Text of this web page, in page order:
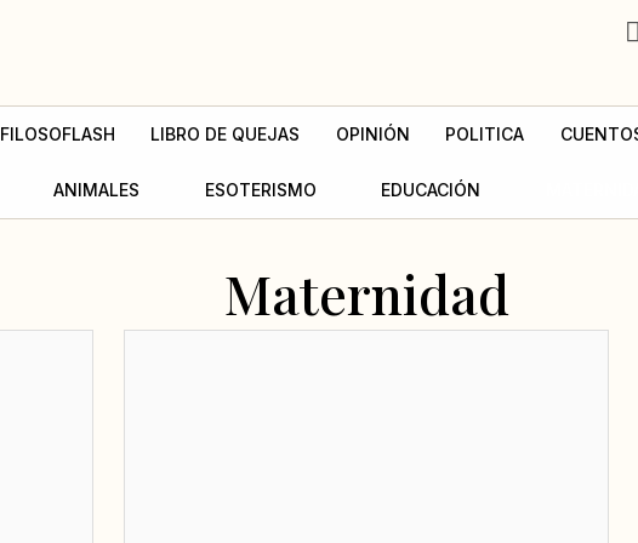
FILOSOFLASH LIBRO DE QUEJAS OPINIÓN POLITICA
ANIMALES ESOTERISMO EDUCACIÓN
Maternidad